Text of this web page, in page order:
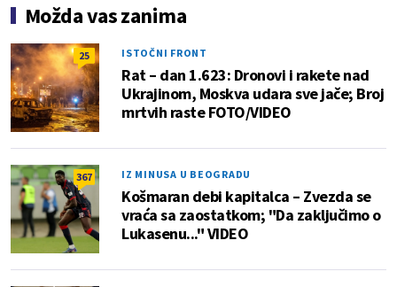
Možda vas zanima
25 ISTOČNI FRONT
Rat – dan 1.623: Dronovi i rakete nad
Ukrajinom, Moskva udara sve jače; Broj
mrtvih raste FOTO/VIDEO
367 IZ MINUSA U BEOGRADU
Košmaran debi kapitalca – Zvezda se
vraća sa zaostatkom; "Da zaključimo o
Lukasenu..." VIDEO